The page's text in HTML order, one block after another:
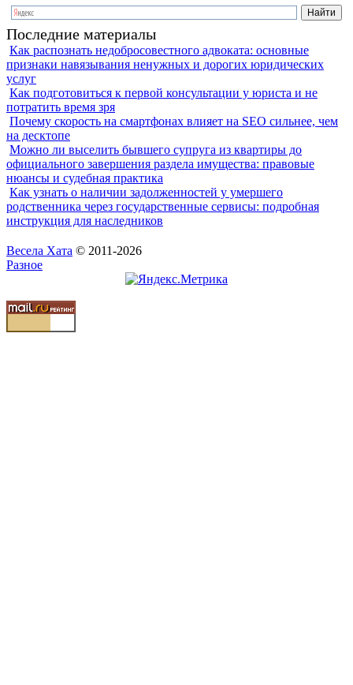
Последние материалы
Как распознать недобросовестного адвоката: основные
признаки навязывания ненужных и дорогих юридических
услуг
Как подготовиться к первой консультации у юриста и не
потратить время зря
Почему скорость на смартфонах влияет на SEO сильнее, чем
на десктопе
Можно ли выселить бывшего супруга из квартиры до
официального завершения раздела имущества: правовые
нюансы и судебная практика
Как узнать о наличии задолженностей у умершего
родственника через государственные сервисы: подробная
инструкция для наследников
Весела Хата © 2011-2026
Разное